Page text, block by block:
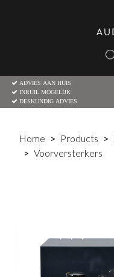
ADVIES AAN HUIS
INRUIL MOGELIJK
DESKUNDIG ADVIES
Home Products
Voorversterkers